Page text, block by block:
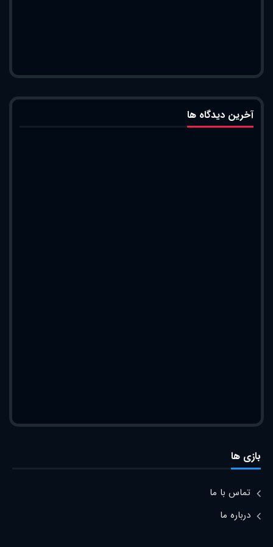
آخرین دیدگاه ها
بازی ها
تماس با ما
درباره ما